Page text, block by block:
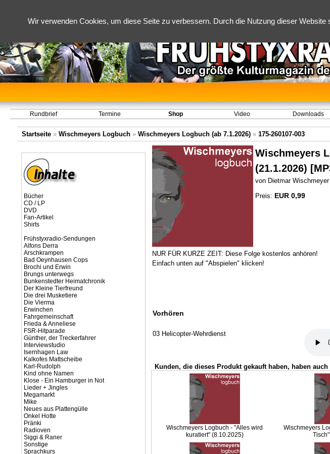
Wir verwenden Cookies, um diese Seite zu verbessern. Durch die Nutzung dieser
Rundbrief Termine Shop Video Downloads
Startseite » Wischmeyers Logbuch » Wischmeyers Logbuch (ab 7.1.2026) » 175-260107-003
Bücher
CD / LP
DVD
Fan-Artikel
Shirts
Frühstyxradio-Sendungen
Alfons Derra
Arschkrampen
Bad Oeynhausen Cops
Brochi und Erwin
Brungs unterwegs
Bunkenstedter Heimatchronik
Der Kleine Tierfreund
Die drei Musketiere
Die Vierma
Erwinchen
Fahrgemeinschaft
Frieda & Anneliese
FSR-Hitparade
Günther, der Treckerfahrer
Interviewstudio
Isernhagen Law
Kalkofes Mattscheibe
Karl-Rudolph
Kind ohne Namen
Klose - Ein Hamburger in Not
Lieder + Jingles
Megamarkt
Mike
Neues aus Plattengülle
Onkel Hotte
Pränki
Radioven
Siggi & Raner
Sonstige
Sprachkurs
Wischmeyers
(21.1.2026)
von Dietmar Wischmeyer
Preis: EUR 0,99
NUR FÜR KURZE ZEIT: Diese Folge kostenlos anhören!
Einfach unten auf "Abspielen" klicken!
Vorhören
03 Helicopter-Wehrdienst
Kunden, die dieses Produkt gekauft haben, haben
Wischmeyers Logbuch - "Alles wird
kuratiert" (8.10.2025)
Wischmeyers